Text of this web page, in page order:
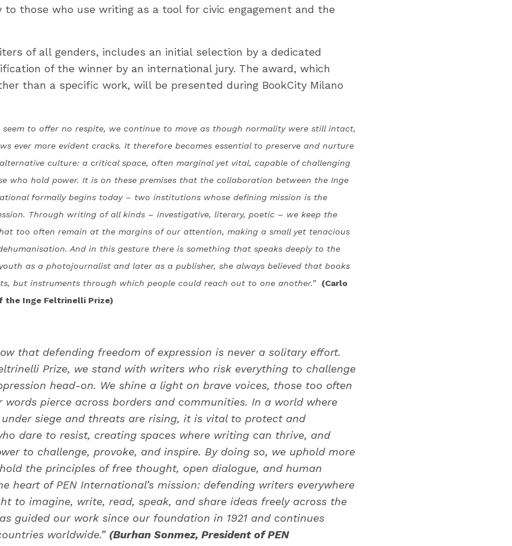
to those who use writing as a tool for civic engagement and the
of all genders, includes an initial selection by a dedicated
of the winner by an international jury. The award, which
than a specific work, will be presented during BookCity Milano
seem to offer no respite, we continue to move as though normality were still intact,
ever more evident cracks. It therefore becomes essential to preserve and nurture
culture: a critical space, often marginal yet vital, capable of challenging
who hold power. It is on these premises that the collaboration between the Inge
formally begins today – two institutions whose defining mission is the
Through writing of all kinds – investigative, literary, poetic – we keep the
too often remain at the margins of our attention, making a small yet tenacious
And in this gesture there is something that speaks deeply to the
as a photojournalist and later as a publisher, she always believed that books
but instruments through which people could reach out to one another.”
(Carlo
the Inge Feltrinelli Prize)
that defending freedom of expression is never a solitary effort.
Prize, we stand with writers who risk everything to challenge
head-on. We shine a light on brave voices, those too often
words pierce across borders and communities. In a world where
siege and threats are rising, it is vital to protect and
dare to resist, creating spaces where writing can thrive, and
to challenge, provoke, and inspire. By doing so, we uphold more
the principles of free thought, open dialogue, and human
heart of PEN International’s mission: defending writers everywhere
to imagine, write, read, speak, and share ideas freely across the
guided our work since our foundation in 1921 and continues
worldwide.” (Burhan Sonmez, President of PEN